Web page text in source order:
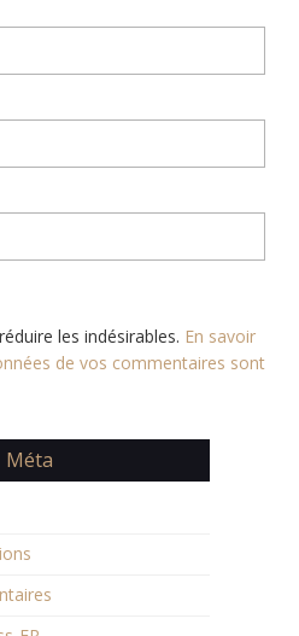
les indésirables. En savoir
de vos commentaires sont
Méta